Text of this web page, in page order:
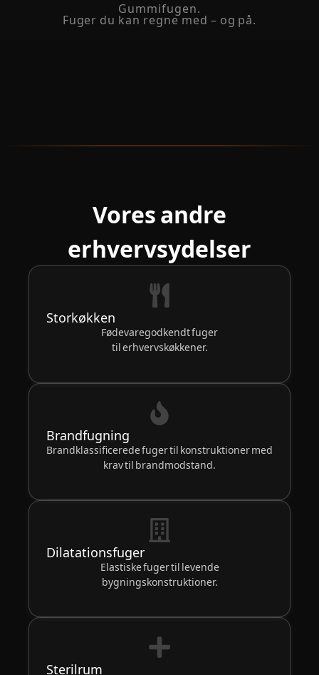
Gummifugen.
Fuger du kan regne med – og på.
Vores andre
erhvervsydelser
Storkøkken
Fødevaregodkendt fuger
til erhvervskøkkener.
Brandfugning
Brandklassificerede fuger til konstruktioner med
krav til brandmodstand.
Dilatationsfuger
Elastiske fuger til levende
bygningskonstruktioner.
Sterilrum